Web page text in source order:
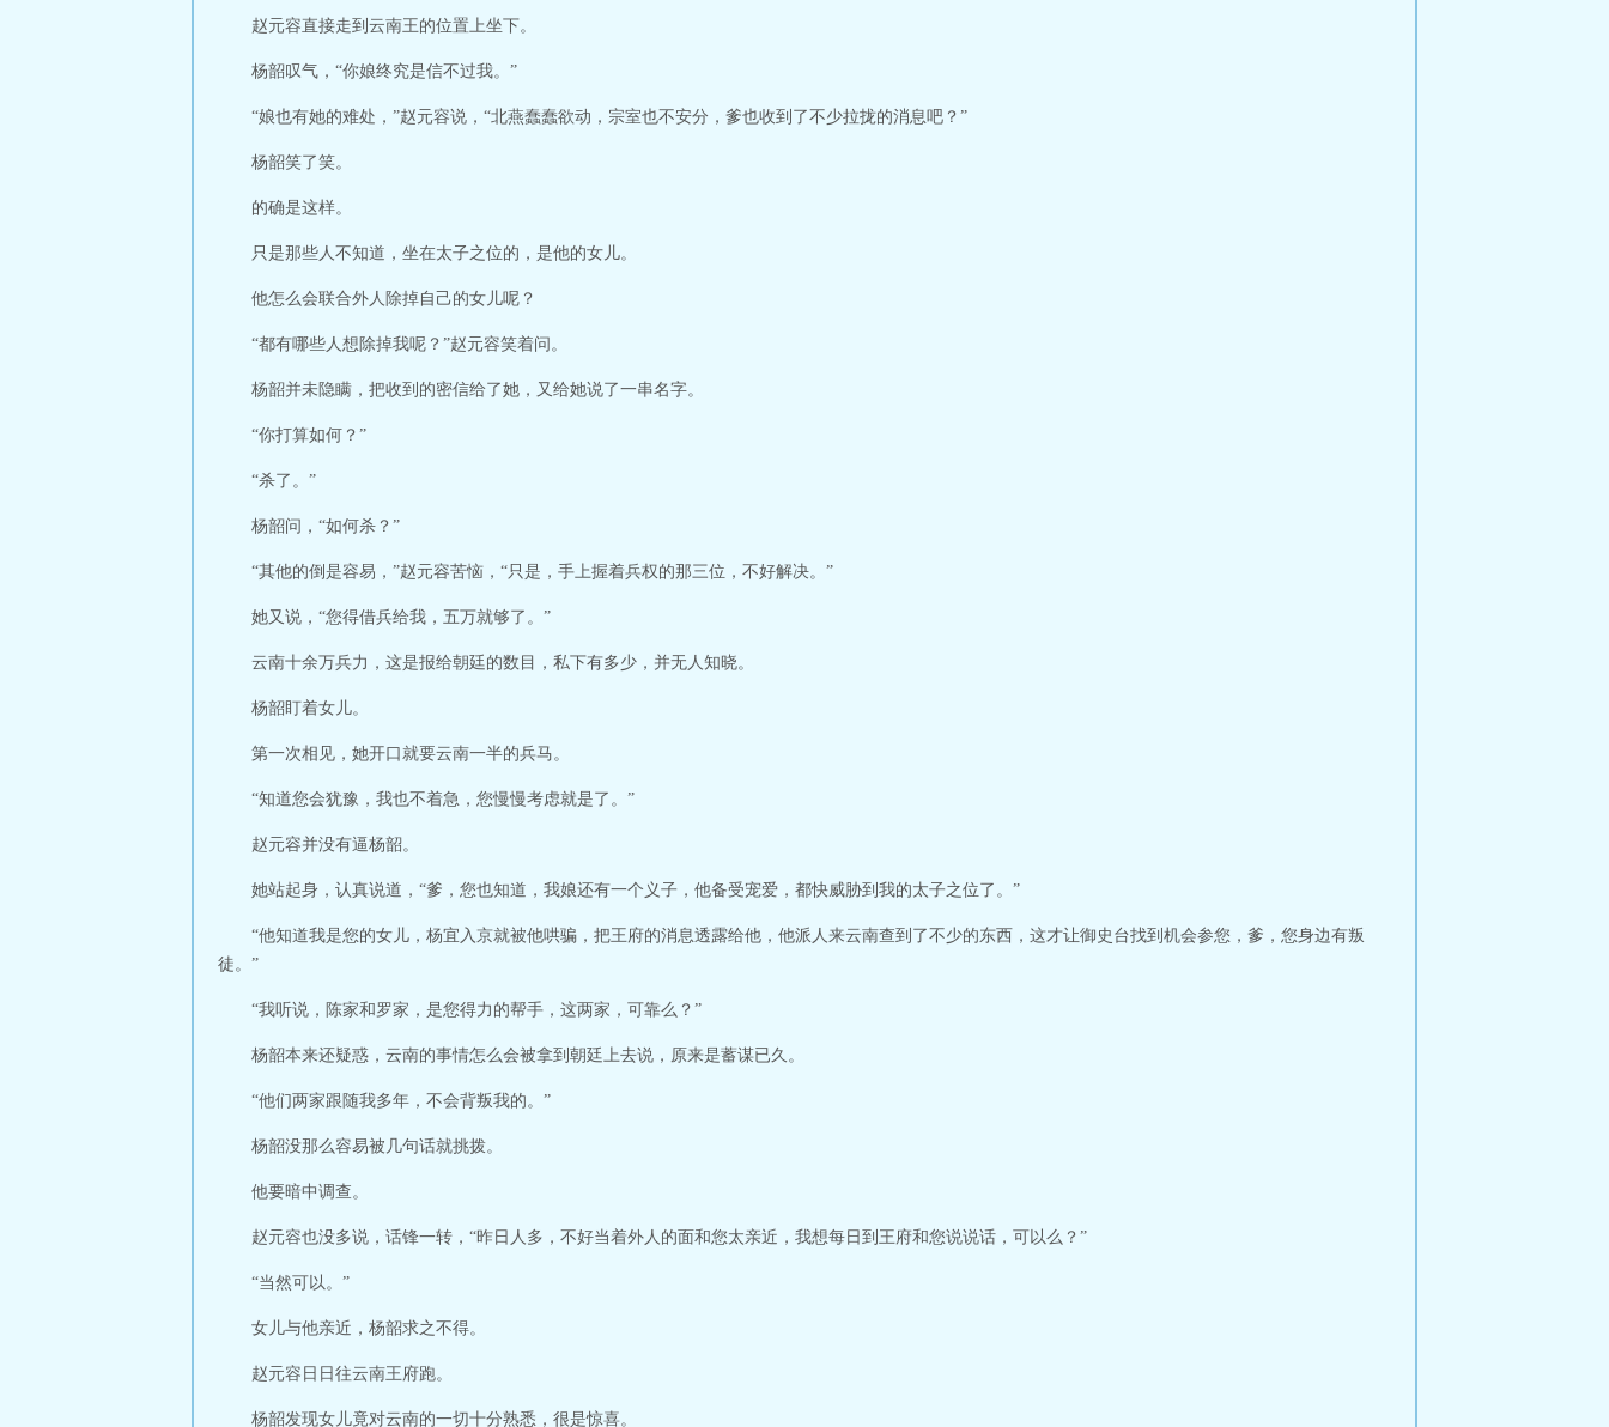
赵元容直接走到云南王的位置上坐下。
杨韶叹气，“你娘终究是信不过我。”
“娘也有她的难处，”赵元容说，“北燕蠢蠢欲动，宗室也不安分，爹也收到了不少拉拢的消息吧？”
杨韶笑了笑。
的确是这样。
只是那些人不知道，坐在太子之位的，是他的女儿。
他怎么会联合外人除掉自己的女儿呢？
“都有哪些人想除掉我呢？”赵元容笑着问。
杨韶并未隐瞒，把收到的密信给了她，又给她说了一串名字。
“你打算如何？”
“杀了。”
杨韶问，“如何杀？”
“其他的倒是容易，”赵元容苦恼，“只是，手上握着兵权的那三位，不好解决。”
她又说，“您得借兵给我，五万就够了。”
云南十余万兵力，这是报给朝廷的数目，私下有多少，并无人知晓。
杨韶盯着女儿。
第一次相见，她开口就要云南一半的兵马。
“知道您会犹豫，我也不着急，您慢慢考虑就是了。”
赵元容并没有逼杨韶。
她站起身，认真说道，“爹，您也知道，我娘还有一个义子，他备受宠爱，都快威胁到我的太子之位了。”
“他知道我是您的女儿，杨宜入京就被他哄骗，把王府的消息透露给他，他派人来云南查到了不少的东西，这才让御史台找到机会参您，爹，您身边有叛
徒。”
“我听说，陈家和罗家，是您得力的帮手，这两家，可靠么？”
杨韶本来还疑惑，云南的事情怎么会被拿到朝廷上去说，原来是蓄谋已久。
“他们两家跟随我多年，不会背叛我的。”
杨韶没那么容易被几句话就挑拨。
他要暗中调查。
赵元容也没多说，话锋一转，“昨日人多，不好当着外人的面和您太亲近，我想每日到王府和您说说话，可以么？”
“当然可以。”
女儿与他亲近，杨韶求之不得。
赵元容日日往云南王府跑。
杨韶发现女儿竟对云南的一切十分熟悉，很是惊喜。